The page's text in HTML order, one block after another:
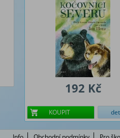
192 Kč
KOUPIT